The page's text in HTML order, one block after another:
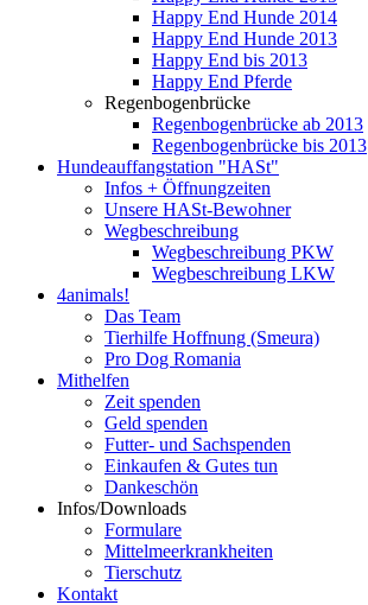
Happy End Hunde 2014
Happy End Hunde 2013
Happy End bis 2013
Happy End Pferde
Regenbogenbrücke
Regenbogenbrücke ab 2013
Regenbogenbrücke bis 2013
Hundeauffangstation "HASt"
Infos + Öffnungzeiten
Unsere HASt-Bewohner
Wegbeschreibung
Wegbeschreibung PKW
Wegbeschreibung LKW
4animals!
Das Team
Tierhilfe Hoffnung (Smeura)
Pro Dog Romania
Mithelfen
Zeit spenden
Geld spenden
Futter- und Sachspenden
Einkaufen & Gutes tun
Dankeschön
Infos/Downloads
Formulare
Mittelmeerkrankheiten
Tierschutz
Kontakt